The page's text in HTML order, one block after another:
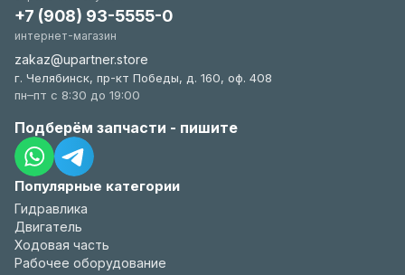
Популярные категории
Гидравлика
Двигатель
Ходовая часть
Рабочее оборудование
+7 (908) 93-5555-0
интернет-магазин
zakaz@upartner.store
г. Челябинск, пр-кт Победы, д. 160, оф. 408
пн–пт с 8:30 до 19:00
Подберём запчасти - пишите